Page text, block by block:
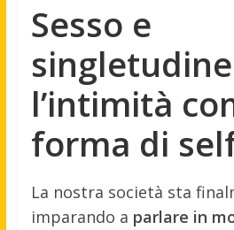
Sesso e
l’intimità
forma di
La nostra società sta
imparando a parlare in